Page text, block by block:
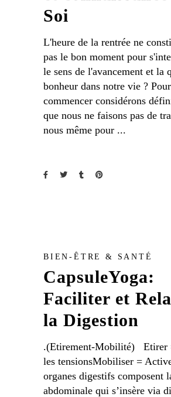
Soi
L'heure de la rentrée ne
pas le bon moment pour
le sens de l'avancement et la
bonheur dans notre vie ? Pour
commencer considérons
que nous ne faisons pas de
nous même pour
BIEN-ÊTRE & SANTÉ
CapsuleYoga:
Faciliter et
la Digestion
.(Etirement-Mobilité) Etirer
les tensionsMobiliser =
organes digestifs composent
abdominale qui s’insère via